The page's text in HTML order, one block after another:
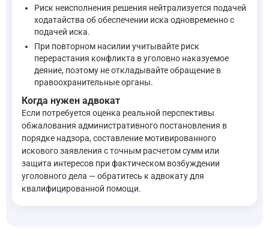
По результатам рассмотрения жалобы на
—Кодекс Российской Федерации об
По поводу возобновления угрожающих действий со
Лицо, которому назначено административное наказание
— Кодекс Российской Федерации об административных
Статья 6.1.1 КоАП РФ устанавливает административную
—
Кодекс Российской Федерации об административных
Риск неисполнения решения нейтрализуется подачей
ходатайства об обеспечении иска одновременно с
подачей иска.
При повторном насилии учитывайте риск
перерастания конфликта в уголовно наказуемое
деяние, поэтому не откладывайте обращение в
правоохранительные органы.
Когда нужен адвокат
Если потребуется оценка реальной перспективы
обжалования административного постановления в
порядке надзора, составление мотивированного
искового заявления с точным расчетом сумм или
защита интересов при фактическом возбуждении
уголовного дела — обратитесь к адвокату для
квалифицированной помощи.